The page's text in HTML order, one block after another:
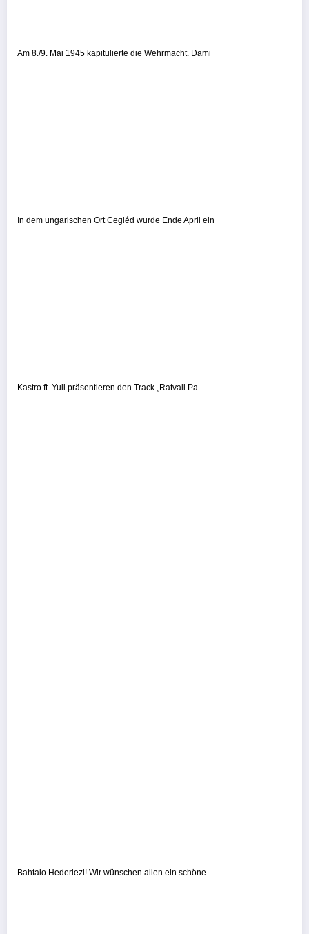
Am 8./9. Mai 1945 kapitulierte die Wehrmacht. Dami
In dem ungarischen Ort Cegléd wurde Ende April ein
Kastro ft. Yuli präsentieren den Track „Ratvali Pa
Bahtalo Hederlezi! Wir wünschen allen ein schöne